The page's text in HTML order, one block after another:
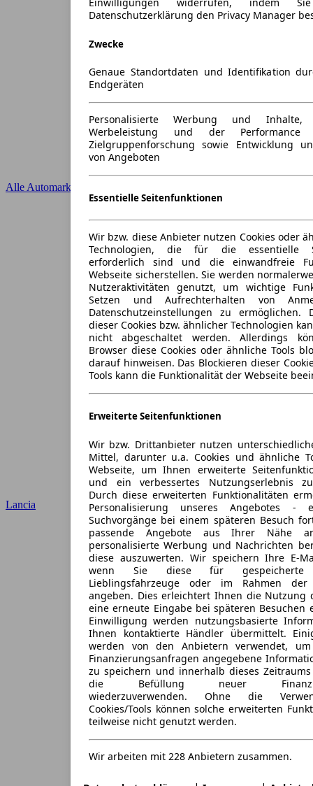
Einwilligungen widerrufen, indem
Datenschutzerklärung den Privacy Manager
Zwecke
Genaue Standortdaten und Identifikation
Endgeräten
Personalisierte Werbung und Inhalte,
Werbeleistung und der
Zielgruppenforschung sowie Entwicklung
von Angeboten
Essentielle Seitenfunktionen
Wir bzw. diese Anbieter nutzen Cookies oder
Technologien, die für die essentielle
erforderlich sind und die einwandfreie
Webseite sicherstellen. Sie werden
Nutzeraktivitäten genutzt, um wichtige
Setzen und Aufrechterhalten von
Datenschutzeinstellungen zu ermöglichen.
dieser Cookies bzw. ähnlicher Technologien
nicht abgeschaltet werden. Allerdings
Browser diese Cookies oder ähnliche Tools
darauf hinweisen. Das Blockieren dieser
Tools kann die Funktionalität der Webseite
Erweiterte Seitenfunktionen
Wir bzw. Drittanbieter nutzen
Mittel, darunter u.a. Cookies und ähnliche
Webseite, um Ihnen erweiterte
und ein verbessertes Nutzungserlebnis
Durch diese erweiterten Funktionalitäten
Personalisierung unseres Angebotes
Suchvorgänge bei einem späteren Besuch
passende Angebote aus Ihrer Nähe
personalisierte Werbung und Nachrichten
diese auszuwerten. Wir speichern Ihre E-
wenn Sie diese für gespeicherte
Lieblingsfahrzeuge oder im Rahmen der
angeben. Dies erleichtert Ihnen die Nutzung
eine erneute Eingabe bei späteren
Einwilligung werden nutzungsbasierte
Ihnen kontaktierte Händler übermittelt.
werden von den Anbietern verwendet,
Finanzierungsanfragen angegebene
zu speichern und innerhalb dieses
die Befüllung neuer
wiederzuverwenden. Ohne die
Cookies/Tools können solche erweiterten
teilweise nicht genutzt werden.
Wir arbeiten mit 228 Anbietern zusammen.
Alle Automarken
Lancia